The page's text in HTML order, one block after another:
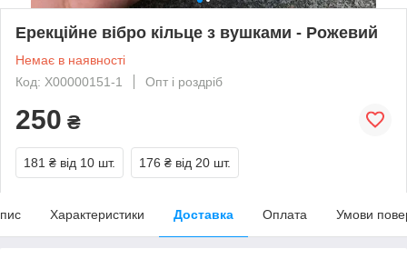
Ерекційне вібро кільце з вушками - Рожевий
Немає в наявності
Код: X00000151-1
Опт і роздріб
250 ₴
181 ₴ від 10 шт. 176 ₴ від 20 шт.
Характеристики Доставка Оплата Умови